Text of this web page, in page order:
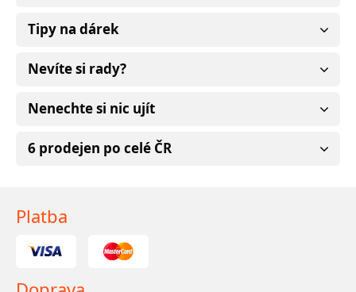
Tipy na dárek
Nevíte si rady?
Nenechte si nic ujít
6 prodejen po celé ČR
Platba